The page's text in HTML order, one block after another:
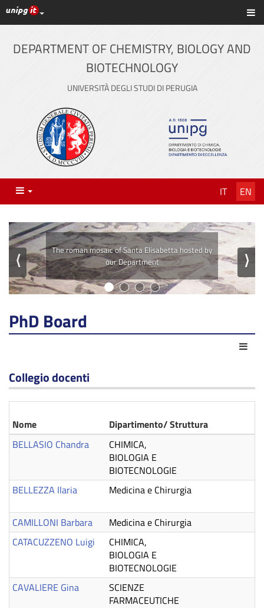
Skip
to
content
UniPG top links
DEPARTMENT OF CHEMISTRY, BIOLOGY AND
BIOTECHNOLOGY
UNIVERSITÀ DEGLI STUDI DI PERUGIA
Menu IT EN
The laboratories of our Department
⟨ ⟩
PhD Board
Collegio docenti
Nome
Dipartimento/ Struttura
BELLASIO Chandra
CHIMICA,
BIOLOGIA E
BIOTECNOLOGIE
BELLEZZA Ilaria
Medicina e Chirurgia
CAMILLONI Barbara
Medicina e Chirurgia
CATACUZZENO Luigi
CHIMICA,
BIOLOGIA E
BIOTECNOLOGIE
CAVALIERE Gina
SCIENZE
FARMACEUTICHE